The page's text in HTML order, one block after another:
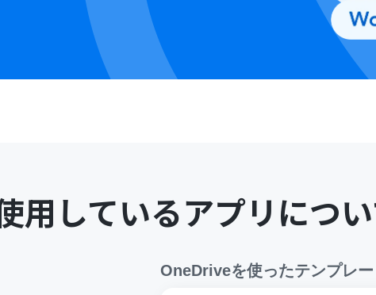
用しているアプリにつ
OneDriveを使ったテンプレ